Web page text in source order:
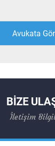
BİZE
İletişim